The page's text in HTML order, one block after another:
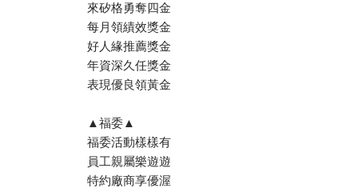
來矽格勇奪四金
每月領績效獎金
好人緣推薦獎金
年資深久任獎金
表現優良領黃金
▲福委▲
福委活動樣樣有
員工親屬樂遊遊
特約廠商享優渥